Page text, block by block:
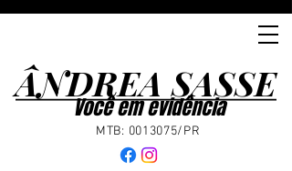
ÂNDREA SASSE
ÂNDREA SASSE
Você em evidência
MTB: 0013075/PR